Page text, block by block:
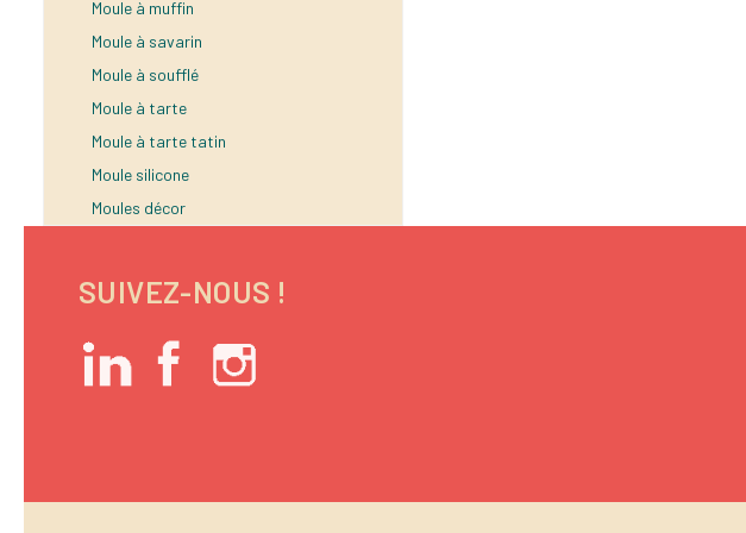
Moule à muffin
Moule à savarin
Moule à soufflé
Moule à tarte
Moule à tarte tatin
Moule silicone
Moules décor
SUIVEZ-NOUS !